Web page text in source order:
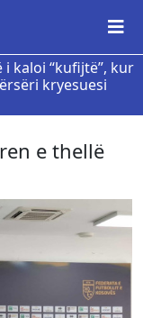
i kaloi “kufijtë”, kur
kryesuesi
e thellë